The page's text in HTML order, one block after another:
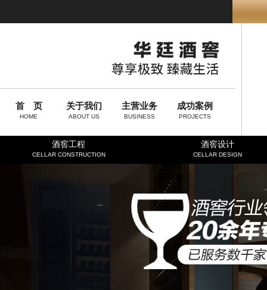
首 页
HOME
关于我们
ABOUT US
主营业务
BUSINESS
成功案例
PROJECTS
酒窖工程
CELLAR CONSTRUCTION
酒窖设计
CELLAR DESIGN